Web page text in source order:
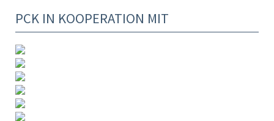
PCK IN KOOPERATION MIT